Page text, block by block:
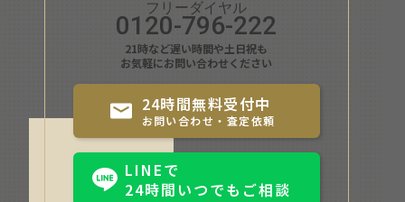
0120-796-222
21時など遅い時間や土日祝も
お気軽にお問い合わせください
24時間無料受付中
お問い合わせ・査定依頼
LINEで
24時間いつでもご相談